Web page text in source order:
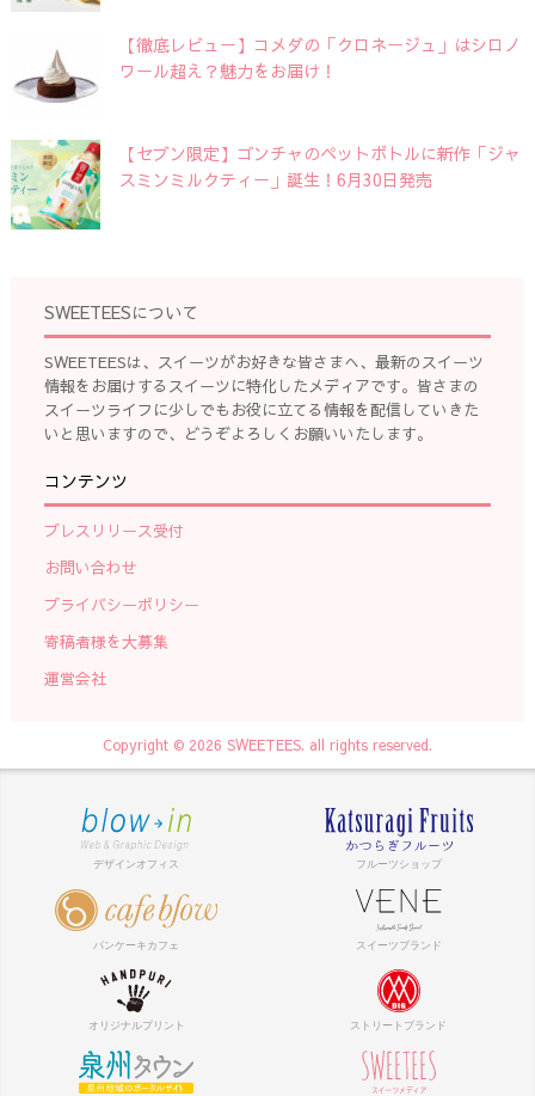
【徹底レビュー】コメダの「クロネージュ」はシロノ
ワール超え？魅力をお届け！
【セブン限定】ゴンチャのペットボトルに新作「ジャ
スミンミルクティー」誕生！6月30日発売
SWEETEESについて
SWEETEESは、スイーツがお好きな皆さまへ、最新のスイーツ
情報をお届けするスイーツに特化したメディアです。皆さまの
スイーツライフに少しでもお役に立てる情報を配信していきた
いと思いますので、どうぞよろしくお願いいたします。
コンテンツ
プレスリリース受付
お問い合わせ
プライバシーポリシー
寄稿者様を大募集
運営会社
Copyright © 2026 SWEETEES. all rights reserved.